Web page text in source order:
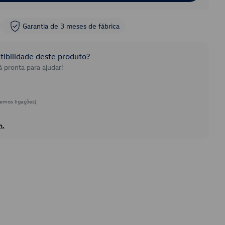
Garantia de 3 meses de fábrica
deste produto?
pronta para ajudar!
ligações)